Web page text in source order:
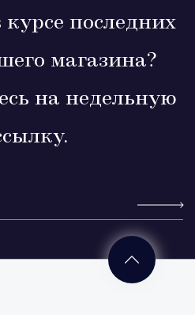
последних
магазина?
на недельную